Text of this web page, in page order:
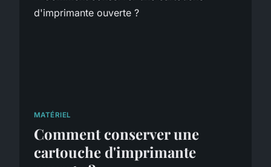
MATÉRIEL
Comment conserver une
cartouche d'imprimante